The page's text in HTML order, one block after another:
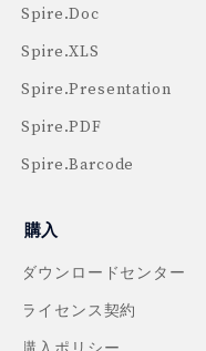
Spire.Doc
Spire.XLS
Spire.Presentation
Spire.PDF
Spire.Barcode
購入
ダウンロードセンター
ライセンス契約